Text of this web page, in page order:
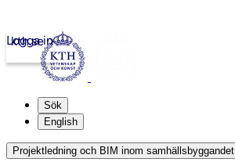
kth.se
Logga in
Sök
English
Projektledning och BIM inom samhällsbyggandet